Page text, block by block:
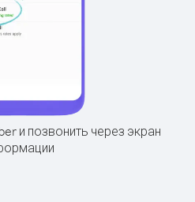
и позвонить через экран